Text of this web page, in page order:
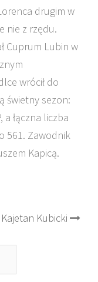
drugim w
nie z rzędu.
Cuprum Lubin w
wrócił do
świetny sezon:
a łączna liczba
561. Zawodnik
Kapicą.
Kubicki